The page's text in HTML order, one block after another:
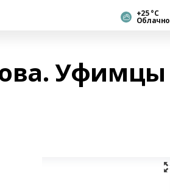
+25 °С
Облачно
Уфимцы